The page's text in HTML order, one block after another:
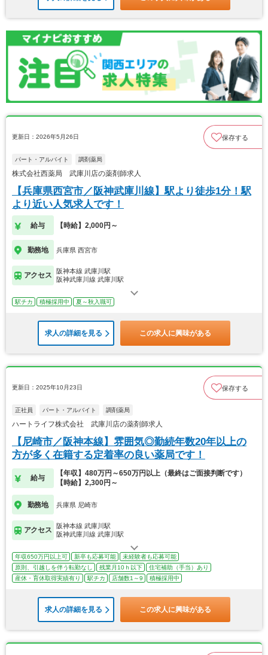
更新日：2026年5月26日 保存する
パート・アルバイト 調剤薬局
株式会社西薬局 武庫川店の薬剤師求人
【兵庫県西宮市／阪神武庫川線】駅より徒歩1分！駅
より近い人気求人です！
給与 【時給】2,000円～
勤務地 兵庫県 西宮市
アクセス
阪神本線 武庫川駅
阪神武庫川線 武庫川駅
駅チカ 積極採用中 夏～秋入職可
求人の詳細を見る この求人に興味がある
更新日：2025年10月23日 保存する
正社員 パート・アルバイト 調剤薬局
ハートライフ株式会社 武庫川店の薬剤師求人
【尼崎市／阪神本線】雰囲気◎勤続年数20年以上の
方が多く在籍する定着率の良い薬局です！
給与
【年収】480万円～650万円以上（最終はご面接判断です）
【時給】2,300円～
勤務地 兵庫県 尼崎市
アクセス
阪神本線 武庫川駅
阪神武庫川線 武庫川駅
年収650万円以上可 新卒も応募可能
未経験者も応募可能
原則、引越しを伴う転勤なし
残業月10ｈ以下
住宅補助（手当）あり
産休・育休取得実績有り
駅チカ 店舗数1～9 積極採用中
求人の詳細を見る この求人に興味がある